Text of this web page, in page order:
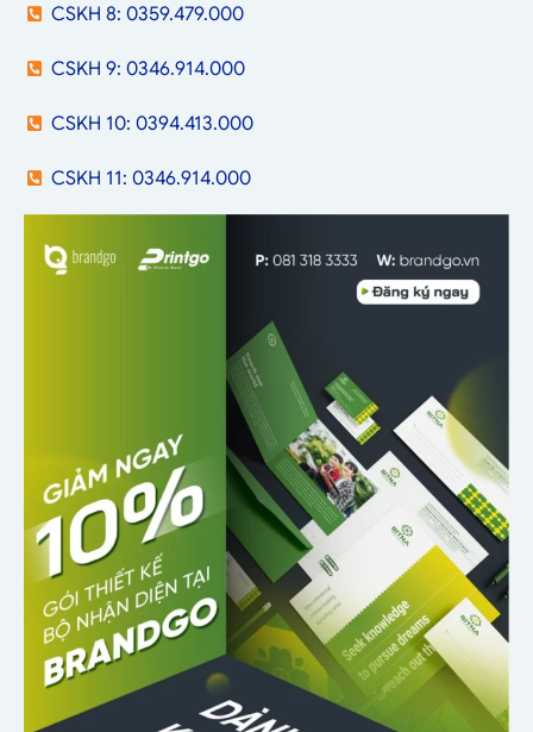
CSKH 8: 0359.479.000
CSKH 9: 0346.914.000
CSKH 10: 0394.413.000
CSKH 11: 0346.914.000